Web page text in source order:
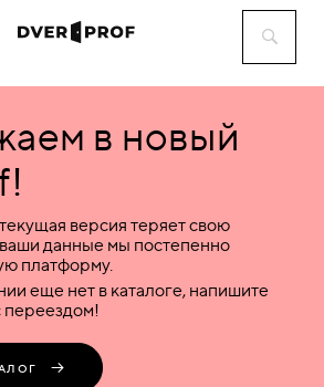
в новый
версия теряет свою
ваши данные мы постепенно
платформу.
еще нет в каталоге, напишите